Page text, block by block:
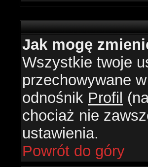
Jak mogę
Wszystkie twoje
przechowywane
odnośnik Profil
chociaż nie
ustawienia.
Powrót do góry